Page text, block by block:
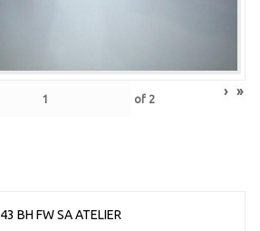
of 2 › »
43 BH FW SA ATELIER